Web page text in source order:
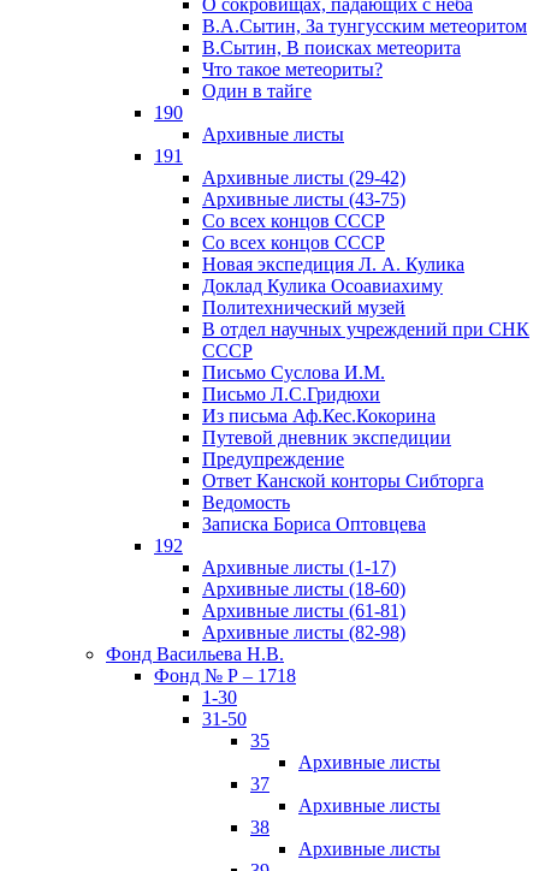
О сокровищах, падающих с неба
В.А.Сытин, За тунгусским метеоритом
В.Сытин, В поисках метеорита
Что такое метеориты?
Один в тайге
190
Архивные листы
191
Архивные листы (29-42)
Архивные листы (43-75)
Со всех концов СССР
Со всех концов СССР
Новая экспедиция Л. А. Кулика
Доклад Кулика Осоавиахиму
Политехнический музей
В отдел научных учреждений при СНК
СССР
Письмо Суслова И.М.
Письмо Л.С.Гридюхи
Из письма Аф.Кес.Кокорина
Путевой дневник экспедиции
Предупреждение
Ответ Канской конторы Сибторга
Ведомость
Записка Бориса Оптовцева
192
Архивные листы (1-17)
Архивные листы (18-60)
Архивные листы (61-81)
Архивные листы (82-98)
Фонд Васильева Н.В.
Фонд № Р – 1718
1-30
31-50
35
Архивные листы
37
Архивные листы
38
Архивные листы